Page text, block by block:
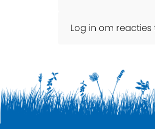
Log in om reacties